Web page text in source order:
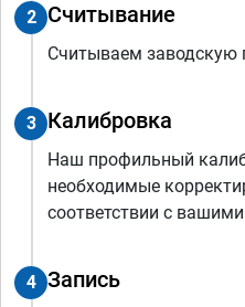
2 Считывание
Считываем заводскую
3 Калибровка
Наш профильный
необходимые
соответствии с
4 Запись